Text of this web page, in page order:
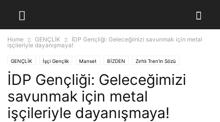
Home GENÇLİK
İDP Gençliği: Geleceğimizi savunmak için metal
işçileriyle dayanışmaya!
GENÇLİK İşçi Gençlik Manset BİZDEN Zırhlı Tren'in Sözü
İDP Gençliği: Geleceğimizi
savunmak için metal
işçileriyle dayanışmaya!